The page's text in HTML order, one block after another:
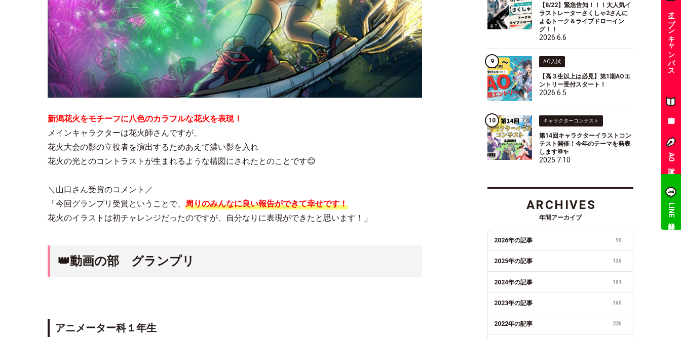
新潟花火をモチーフに八色のカラフルな花火を表現！
メインキャラクターは花火師さんですが、
花火大会の影の立役者を演出するためあえて濃い影を入れ
花火の光とのコントラストが生まれるような構図にされたとのことです😊
＼山口さん受賞のコメント／
「今回グランプリ受賞ということで、 周りのみんなに良い報告ができて幸せです！
花火のイラストは初チャレンジだったのですが、自分なりに表現ができたと思います！」
👑動画の部 グランプリ
アニメーター科１年生
【8/22】緊急告知！！！大人気イ
ラストレーターさくしゃ2さんに
よるトーク＆ライブドローイン
グ！！
2026.6.6
AO入試
【高３生以上は必見】第1期AOエ
ントリー受付スタート！
2026.6.5
キャラクターコンテスト
第14回キャラクターイラストコン
テスト開催！今年のテーマを発表
します🥁✨
2025.7.10
ARCHIVES
年間アーカイブ
2026年の記事 90
2025年の記事 136
2024年の記事 181
2023年の記事 160
2022年の記事 226
オープンキャンパス
AO入試
LINE登録